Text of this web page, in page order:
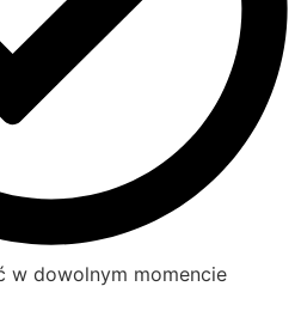
w dowolnym momencie